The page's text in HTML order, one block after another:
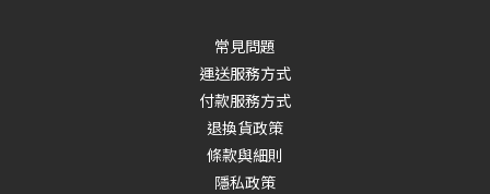
常見問題
運送服務方式
付款服務方式
退換貨政策
條款與細則
隱私政策